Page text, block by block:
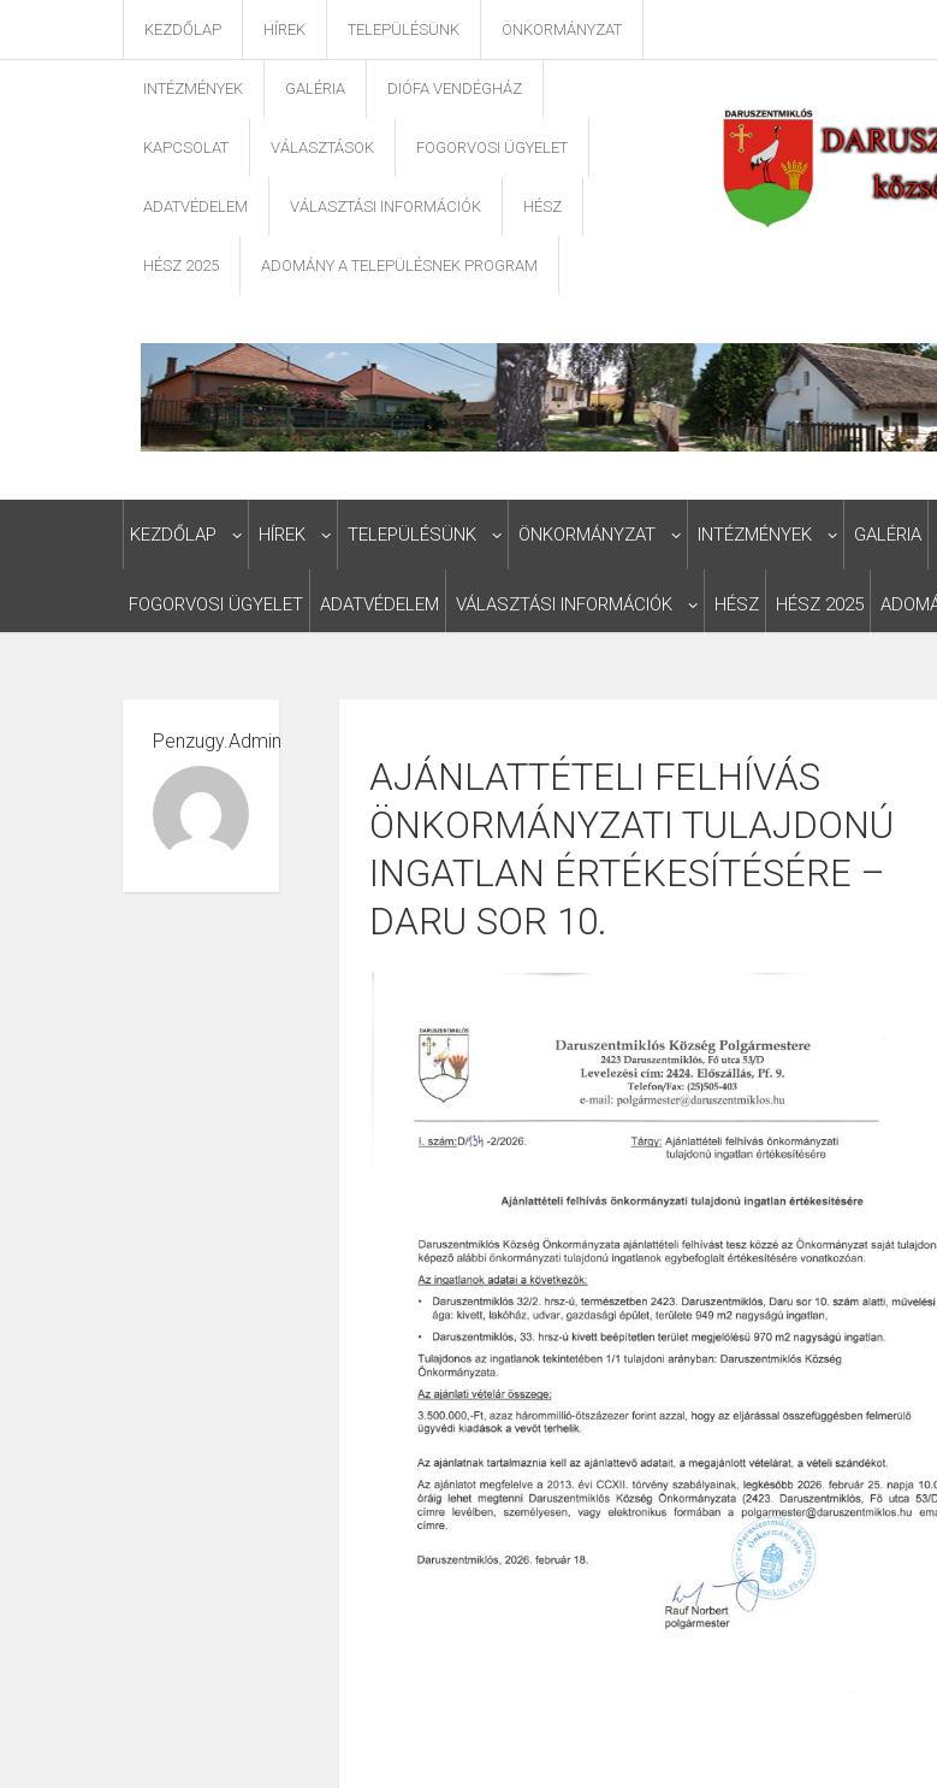
KEZDŐLAP HÍREK TELEPÜLÉSÜNK ÖNKORMÁNYZAT
INTÉZMÉNYEK GALÉRIA DIÓFA VENDÉGHÁZ
KAPCSOLAT VÁLASZTÁSOK FOGORVOSI ÜGYELET
ADATVÉDELEM VÁLASZTÁSI INFORMÁCIÓK HÉSZ
HÉSZ 2025 ADOMÁNY A TELEPÜLÉSNEK PROGRAM
KEZDŐLAP HÍREK TELEPÜLÉSÜNK ÖNKORMÁNYZAT INTÉZMÉNYEK GALÉRIA
FOGORVOSI ÜGYELET ADATVÉDELEM VÁLASZTÁSI INFORMÁCIÓK HÉSZ HÉSZ 2025
Penzugy.admin
AJÁNLATTÉTELI FELHÍVÁS
ÖNKORMÁNYZATI TULAJDONÚ
INGATLAN ÉRTÉKESÍTÉSÉRE –
DARU SOR 10.